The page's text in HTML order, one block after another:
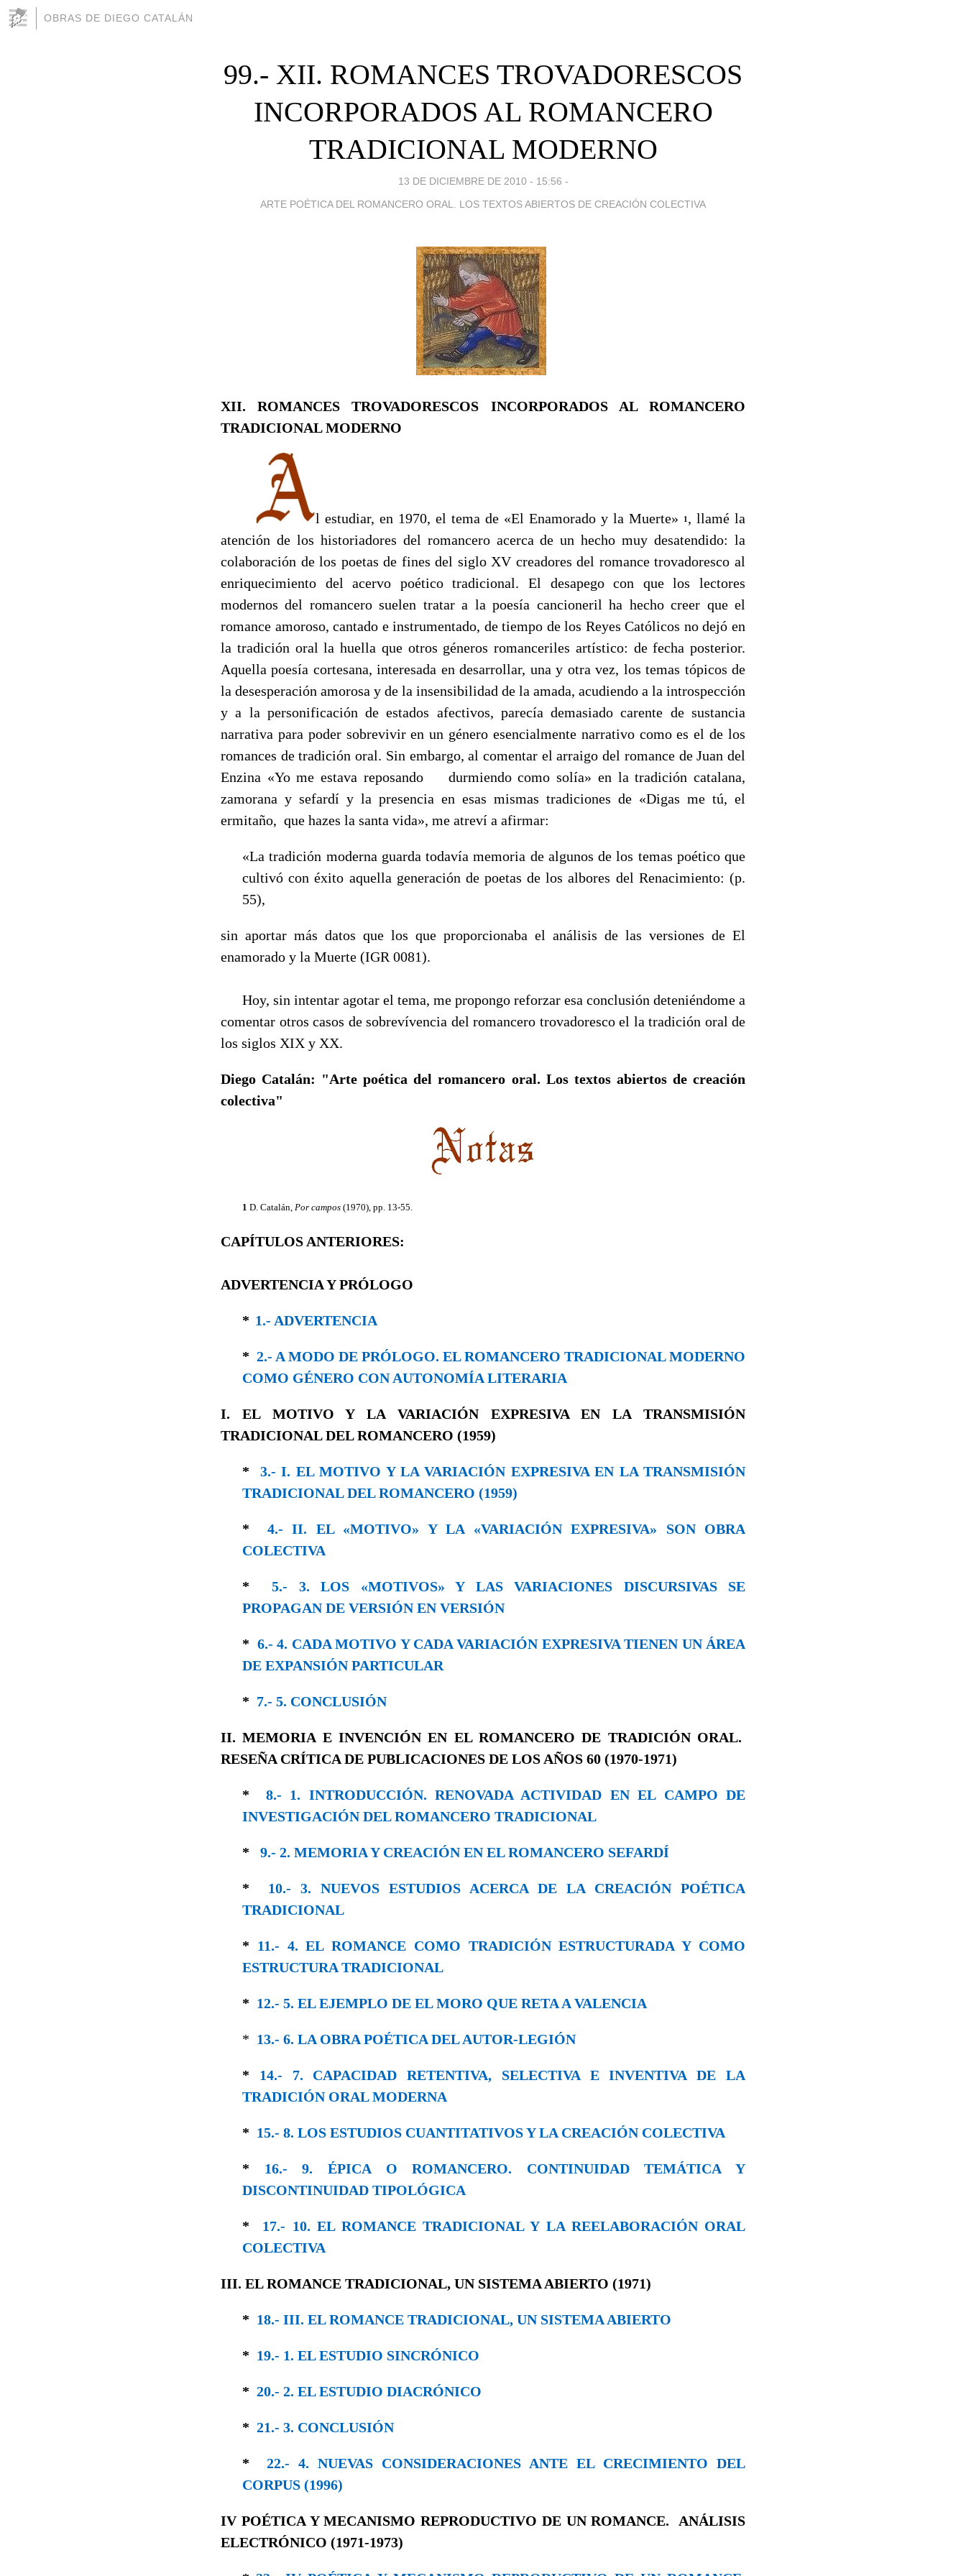
OBRAS DE DIEGO CATALÁN
99.- XII. ROMANCES TROVADORESCOS
INCORPORADOS AL ROMANCERO
TRADICIONAL MODERNO
13 DE DICIEMBRE DE 2010 - 15:56 -
ARTE POÉTICA DEL ROMANCERO ORAL. LOS TEXTOS ABIERTOS DE CREACIÓN COLECTIVA
XII. ROMANCES TROVADORESCOS INCORPORADOS AL ROMANCERO
TRADICIONAL MODERNO
l estudiar, en 1970, el tema de «Εl Enamorado y la Muerte» 1 , llamé la
atención de los historiadores del romancero acerca de un hecho muy desatendido: la
colaboración de los poetas de fines del siglo XV creadores del romance trovadoresco al
enriquecimiento del acervo poético tradicional. El desapego con que los lectores
modernos del romancero suelen tratar a la poesía cancioneril ha hecho creer que el
romance amoroso, cantado e instrumentado, de tiempo de los Reyes Católicos no dejó en
la tradición oral la huella que otros géneros romanceriles artístico: de fecha posterior.
Aquella poesía cortesana, interesada en desarrollar, una y otra vez, los temas tópicos de
la desesperación amorosa y de la insensibilidad de la amada, acudiendo a la introspección
y a la personificación de estados afectivos, parecía demasiado carente de sustancia
narrativa para poder sobrevivir en un género esencialmente narrativo como es el de los
romances de tradición oral. Sin embargo, al comentar el arraigo del romance de Juan del
Enzina «Yo me estava reposando durmiendo como solía» en la tradición catalana,
zamorana y sefardí y la presencia en esas mismas tradiciones de «Digas me tú, el
ermitaño, que hazes la santa vida», me atreví a afirmar:
«La tradición moderna guarda todavía memoria de algunos de los temas poético que
cultivó con éxito aquella generación de poetas de los albores del Renacimiento: (p.
55),
sin aportar más datos que los que proporcionaba el análisis de las versiones de El
enamorado y la Muerte (IGR 0081).
Hoy, sin intentar agotar el tema, me propongo reforzar esa conclusión deteniéndome a
comentar otros casos de sobrevívencia del romancero trovadoresco el la tradición oral de
los siglos XIX y XX.
Diego Catalán: "Arte poética del romancero oral. Los textos abiertos de creación
colectiva"
1 D. Catalán, Por campos (1970), pp. 13-55.
CAPÍTULOS ANTERIORES:
ADVERTENCIA Y PRÓLOGO
* 1.- ADVERTENCIA
* 2.- A MODO DE PRÓLOGO. EL ROMANCERO TRADICIONAL MODERNO
COMO GÉNERO CON AUTONOMÍA LITERARIA
I. EL MOTIVO Y LA VARIACIÓN EXPRESIVA EN LA TRANSMISIÓN
TRADICIONAL DEL ROMANCERO (1959)
* 3.- I. EL MOTIVO Y LA VARIACIÓN EXPRESIVA EN LA TRANSMISIÓN
TRADICIONAL DEL ROMANCERO (1959)
* 4.- II. EL «MOTIVO» Y LA «VARIACIÓN EXPRESIVA» SON OBRA
COLECTIVA
* 5.- 3. LOS «MOTIVOS» Y LAS VARIACIONES DISCURSIVAS SE
PROPAGAN DE VERSIÓN EN VERSIÓN
* 6.- 4. CADA MOTIVO Y CADA VARIACIÓN EXPRESIVA TIENEN UN ÁREA
DE EXPANSIÓN PARTICULAR
* 7.- 5. CONCLUSIÓN
II. MEMORIA E INVENCIÓN EN EL ROMANCERO DE TRADICIÓN ORAL.
RESEÑA CRÍTICA DE PUBLICACIONES DE LOS AÑOS 60 (1970-1971)
* 8.- 1. INTRODUCCIÓN. RENOVADA ACTIVIDAD EN EL CAMPO DE
INVESTIGACIÓN DEL ROMANCERO TRADICIONAL
* 9.- 2. MEMORIA Y CREACIÓN EN EL ROMANCERO SEFARDÍ
* 10.- 3. NUEVOS ESTUDIOS ACERCA DE LA CREACIÓN POÉTICA
TRADICIONAL
* 11.- 4. EL ROMANCE COMO TRADICIÓN ESTRUCTURADA Y CΟΜO
ESTRUCTURA TRADICIONAL
* 12.- 5. EL EJEMPLO DE EL MORO QUE RETA A VALENCIA
* 13.- 6. LA OBRA POÉTICA DEL AUTOR-LEGΙÓΝ
* 14.- 7. CAPACIDAD RETENTIVA, SELECTIVA E INVENTIVA DE LA
TRADICIÓN ORAL MODERNA
* 15.- 8. LOS ESTUDIOS CUANTITATIVOS Y LA CREACIÓN COLECTIVA
* 16.- 9. ÉPICA O ROMANCERO. CONTINUIDAD TEMÁTICA Y
DISCONTINUIDAD TIPOLÓGICA
*
17.- 10. EL ROMANCE TRADICIONAL Y LA REELABORACIÓN ORAL
COLECTIVA
III. EL ROMANCE TRADICIONAL, UN SISTEMA ABIERTO (1971)
* 18.- III. EL ROMANCE TRADICIONAL, UN SISTEMA ABIERTO
* 19.- 1. EL ESTUDIO SINCRÓNICO
* 20.- 2. EL ESTUDIO DIACRÓNICO
* 21.- 3. CONCLUSIÓN
* 22.- 4. NUEVAS CONSIDERACIONES ANTE EL CRECIMIENTO DEL
CORPUS (1996)
IV POÉTICA Y MECANISMO REPRODUCTIVO DE UN ROMANCE. ANÁLISIS
ELECTRÓNICO (1971-1973)